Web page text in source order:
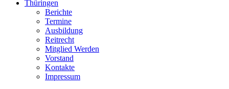
Thüringen
Berichte
Termine
Ausbildung
Reitrecht
Mitglied Werden
Vorstand
Kontakte
Impressum